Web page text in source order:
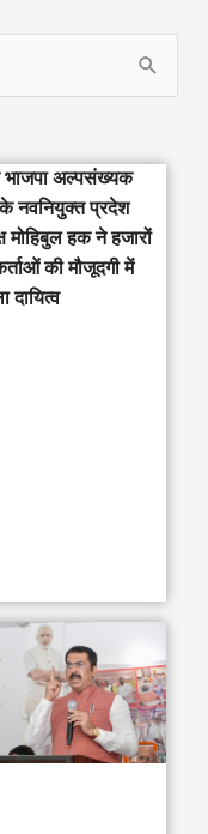
भाजपा अल्पसंख्यक
के नवनियुक्त प्रदेश
मोहिबुल हक ने हजारों
की मौजूदगी में
दायित्व